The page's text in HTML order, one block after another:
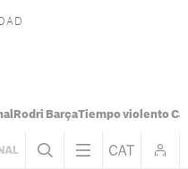
Rodri BarçaTiempo violento